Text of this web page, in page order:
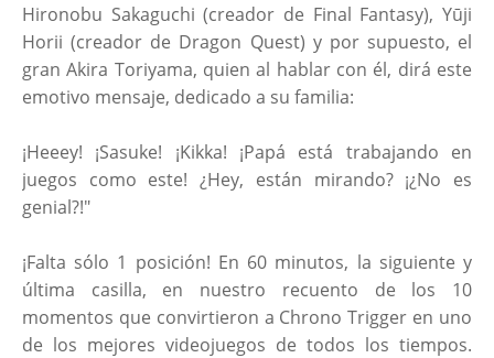
Hironobu Sakaguchi (creador de Final Fantasy), Yūji
Horii (creador de Dragon Quest) y por supuesto, el
gran Akira Toriyama, quien al hablar con él, dirá este
emotivo mensaje, dedicado a su familia:
¡Heeey! ¡Sasuke! ¡Kikka! ¡Papá está trabajando en
juegos como este! ¿Hey, están mirando? ¡¿No es
genial?!"
¡Falta sólo 1 posición! En 60 minutos, la siguiente y
última casilla, en nuestro recuento de los 10
momentos que convirtieron a Chrono Trigger en uno
de los mejores videojuegos de todos los tiempos.